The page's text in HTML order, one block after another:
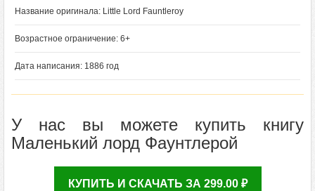
Название оригинала: Little Lord Fauntleroy
Возрастное ограничение: 6+
Дата написания: 1886 год
У нас вы можете купить книгу
Маленький лорд Фаунтлерой
КУПИТЬ И СКАЧАТЬ ЗА 299.00 ₽